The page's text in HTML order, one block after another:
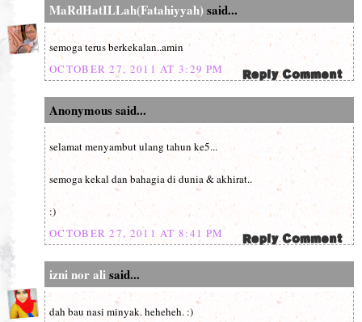
MaRdHatILLah(Fatahiyyah)said...
semoga terus berkekalan..amin
OCTOBER 27, 2011 AT 3:29 PM
Anonymous said...
selamat menyambut ulang tahun ke5...
semoga kekal dan bahagia di dunia & akhirat..
:)
OCTOBER 27, 2011 AT 8:41 PM
izni nor alisaid...
dah bau nasi minyak. heheheh. :)